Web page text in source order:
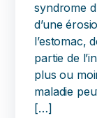
syndrome
d’une
l’estomac,
partie de
plus ou
maladie
[…]